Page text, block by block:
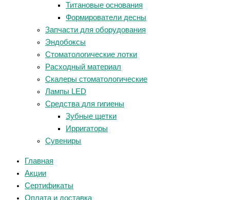
Титановые основания
Формирователи десны
Запчасти для оборудования
Эндобоксы
Стоматологические лотки
Расходный материал
Скалеры стоматологические
Лампы LED
Средства для гигиены
Зубные щетки
Ирригаторы
Сувениры
Главная
Акции
Сертификаты
Оплата и доставка